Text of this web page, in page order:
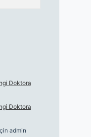
Doktora
Doktora
admin